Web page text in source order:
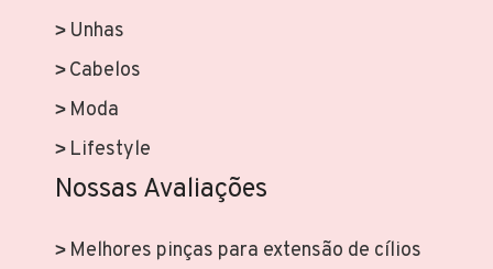
Unhas
Cabelos
Moda
Lifestyle
Nossas Avaliações
Melhores pinças para extensão de cílios